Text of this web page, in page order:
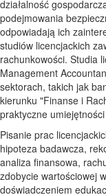
działalność
podejmowania
odpowiadają ich
studiów licencjackich
rachunkowości. Studia
Management
sektorach, takich jak
kierunku "Finanse i
praktyczne
Pisanie prac
hipoteza badawcza,
analiza finansowa,
zdobycie wartościowej
doświadczeniem